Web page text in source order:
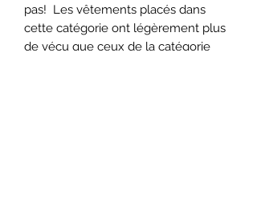
pas! Les vêtements placés dans
cette catégorie ont légèrement plus
de vécu que ceux de la catégorie